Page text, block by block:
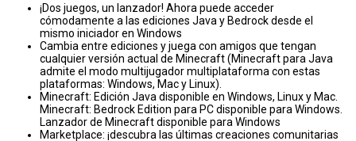
¡Dos juegos, un lanzador! Ahora puede acceder
cómodamente a las ediciones Java y Bedrock desde el
mismo iniciador en Windows
Cambia entre ediciones y juega con amigos que tengan
cualquier versión actual de Minecraft (Minecraft para Java
admite el modo multijugador multiplataforma con estas
plataformas: Windows, Mac y Linux).
Minecraft: Edición Java disponible en Windows, Linux y Mac.
Minecraft: Bedrock Edition para PC disponible para Windows.
Lanzador de Minecraft disponible para Windows
Marketplace: ¡descubra las últimas creaciones comunitarias